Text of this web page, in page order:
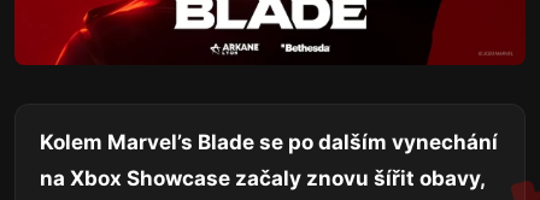
Kolem Marvel’s Blade se po dalším vynechání
na Xbox Showcase začaly znovu šířit obavy,